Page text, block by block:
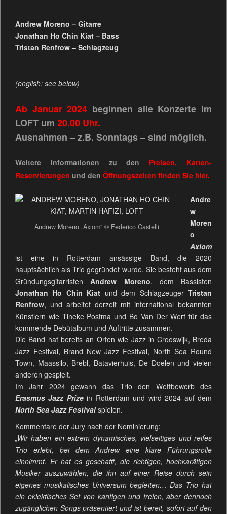
Andrew Moreno – Gitarre
Jonathan Ho Chin Kiat – Bass
Tristan Renfrow – Schlagzeug
(english: see below)
Ab Januar 2024 beginnen alle Konzerte im
LOFT um 20.00 Uhr.
Ausnahmen – z.B. Sonntags – sind möglich.
Weitere Informationen zu den Preisen, Karten-
Reservierungen und den Öffnungszeiten finden Sie hier.
Andrew Moreno „Axiom“ © Federico Castelli
Andre
w
Moren
o
Axiom
ist eine in Rotterdam ansässige Band, die 2020
hauptsächlich als Trio gegründet wurde. Sie besteht aus dem
GründungsgitarristenAndrew Moreno, dem Bassisten
Jonathan Ho Chin Kiat und dem SchlagzeugerTristan
Renfrow, und arbeitet derzeit mit international bekannten
Künstlern wie Tineke Postma und Bo Van Der Werf für das
kommende Debütalbum und Auftritte zusammen.
Die Band hat bereits an Orten wie Jazz in Crooswijk, Breda
Jazz Festival, Brand New Jazz Festival, North Sea Round
Town, Maassilo, Brebl, Batavierhuis, De Doelen und vielen
anderen gespielt.
Im Jahr 2024 gewann das Trio den Wettbewerb des
Erasmus Jazz Prize in Rotterdam und wird 2024 auf dem
North Sea Jazz Festival spielen.
Kommentare der Jury nach der Nominierung:
„Wir haben ein extrem dynamisches, vielseitiges und reifes
Trio erlebt, bei dem Andrew eine klare Führungsrolle
einnimmt. Er hat es geschafft, die richtigen, hochkarätigen
Musiker auszuwählen, die ihn auf einer Reise durch sein
eigenes musikalisches Universum begleiten… Das Trio hat
ein eklektisches Set von kantigen und freien, aber dennoch
zugänglichen Songs präsentiert und ist bereit, sofort auf den